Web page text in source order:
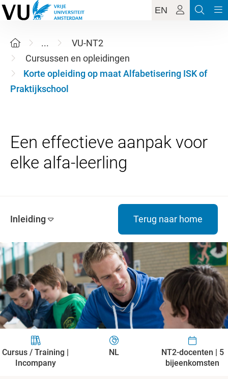
EN
...
VU-NT2
Cursussen en opleidingen
Korte opleiding op maat Alfabetisering ISK of
Praktijkschool
Een effectieve aanpak voor
Inleiding Terug naar home
Cursus / Training |
Incompany
NL
NT2-docenten | 5
bijeenkomsten